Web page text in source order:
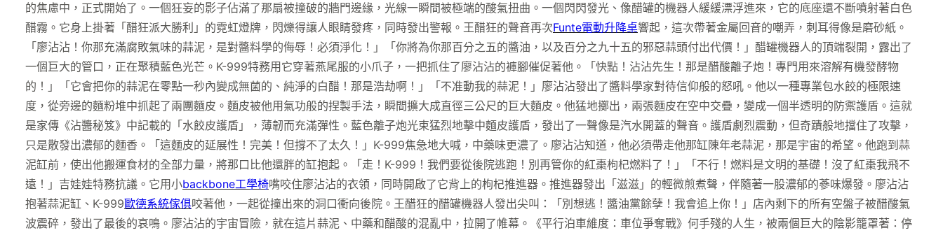
的焦慮中，正式開始了。一個狂妄的影子佔滿了那扇被撞破的牆門邊緣，光線一瞬間被極端的酸氣扭曲。一個閃閃發光、像醋罐的機器人緩緩漂浮進來，它的底座還不斷噴射著白色
醋霧。它身上掛著「醋狂派大勝利」的霓虹燈牌，閃爍得讓人眼睛發疼，同時發出警報。王醋狂的聲音再次Funte電動升降桌響起，這次帶著金屬回音的嘲弄，刺耳得像是磨砂紙。
「廖沾沾！你那充滿腐敗氣味的蒜泥，是對醬料學的侮辱！必須淨化！」「你將為你那百分之五的醬油，以及百分之九十五的邪惡蒜頭付出代價！」醋罐機器人的頂端裂開，露出了
一個巨大的管口，正在聚積藍色光芒。K-999特務用它穿著燕尾服的小爪子，一把抓住了廖沾沾的褲腳催促著他。「快點！沾沾先生！那是醋酸離子炮！專門用來溶解有機發酵物
的！」「它會把你的蒜泥在零點一秒內變成無菌的、純淨的白醋！那是浩劫啊！」「不准動我的蒜泥！」廖沾沾發出了醬料學家對待信仰般的怒吼。他以一種專業包水餃的極限速
度，從旁邊的麵粉堆中抓起了兩團麵皮。麵皮被他用氣功般的捏製手法，瞬間擴大成直徑三公尺的巨大麵皮。他猛地擲出，兩張麵皮在空中交疊，變成一個半透明的防禦護盾。這就
是家傳《沾醬秘笈》中記載的「水餃皮護盾」，薄韌而充滿彈性。藍色離子炮光束猛烈地擊中麵皮護盾，發出了一聲像是汽水開蓋的聲音。護盾劇烈震動，但奇蹟般地擋住了攻擊，
只是散發出濃郁的麵香。「這麵皮的延展性！完美！但撐不了太久！」K-999焦急地大喊，中藥味更濃了。廖沾沾知道，他必須帶走他那缸陳年老蒜泥，那是宇宙的希望。他跑到蒜
泥缸前，使出他搬運食材的全部力量，將那口比他還胖的缸抱起。「走！K-999！我們要從後院逃跑！別再管你的紅棗枸杞燃料了！」「不行！燃料是文明的基礎！沒了紅棗我飛不
遠！」吉娃娃特務抗議。它用小backbone工學椅嘴咬住廖沾沾的衣領，同時開啟了它背上的枸杞推進器。推進器發出「滋滋」的輕微煎煮聲，伴隨著一股濃郁的蔘味爆發。廖沾沾
抱著蒜泥缸、K-999歐德系統傢俱咬著他，一起從撞出來的洞口衝向後院。王醋狂的醋罐機器人發出尖叫：「別想逃！醬油黨餘孽！我會追上你！」店內剩下的所有空盤子被醋酸氣
波震碎，發出了最後的哀鳴。廖沾沾的宇宙冒險，就在這片蒜泥、中藥和醋酸的混亂中，拉開了帷幕。《平行泊車維度：車位爭奪戰》何手殘的人生，被兩個巨大的陰影籠罩著：停